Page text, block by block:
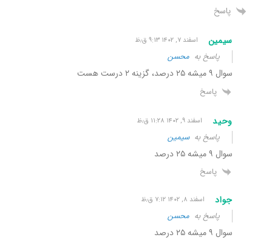
پاسخ
سیمین اسفند ۷, ۱۴۰۲ ۹:۱۳ ق٫ظ
پاسخ به محسن
سوال ۹ میشه ۲۵ درصد، گزینه ۲ درست هست
پاسخ
وحید اسفند ۹, ۱۴۰۲ ۱۱:۲۸ ق٫ظ
پاسخ بهسیمین
سوال ۹ میشه ۲۵ درصد
پاسخ
جواد اسفند ۸, ۱۴۰۲ ۷:۱۲ ق٫ظ
پاسخ به محسن
سوال ۹ میشه ۲۵ درصد